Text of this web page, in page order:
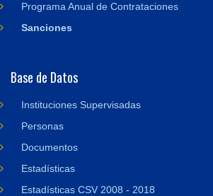
Programa Anual de Contrataciones
Sanciones
Base de Datos
Instituciones Supervisadas
Personas
Documentos
Estadísticas
Estadísticas CSV 2008 - 2018